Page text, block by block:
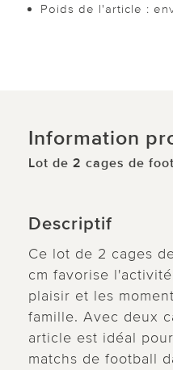
Poids de l'article :
Information
Lot de 2 cages de
Descriptif
Ce lot de 2 cages
cm favorise
plaisir et les
famille. Avec deux
article est idéal
matchs de football